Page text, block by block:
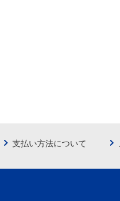
支払い方法について